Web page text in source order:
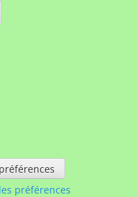
préférences